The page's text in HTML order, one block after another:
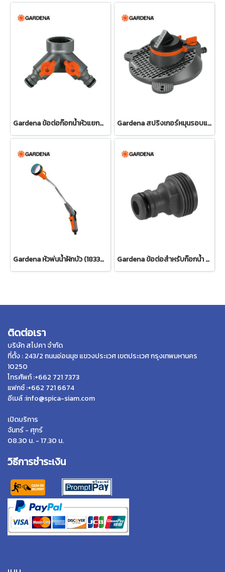
Gardena ข้อต่อก๊อกน้ำหัวแยกสองทาง 26.5 มม. (3/4") (00938-20) Gardena สปริงเกอร์หมุนรอบแบบปรับได้ Tango (02065-20)
Gardena หัวพ่นน้ำฝักบัว (18330-20) Gardena ข้อต่อสำหรับก๊อกน้ำ ขนาด 3/4" (26.5 มม.) (00921-50)
ติดต่อเรา
บริษัท สไปคา จำกัด
ที่ตั้ง : 243/2 ถนนอ่อนนุช แขวงประเวศ เขตประเวศ กรุงเทพมหานคร
10250
โทรศัพท์ :+662 721 7373
แฟกซ์ :+662 721 6674
อีเมล์ :info@spica-siam.com
เปิดบริการ
จันทร์ - ศุกร์
08.30 น. - 17.30 น.
วิธีการชำระเงิน